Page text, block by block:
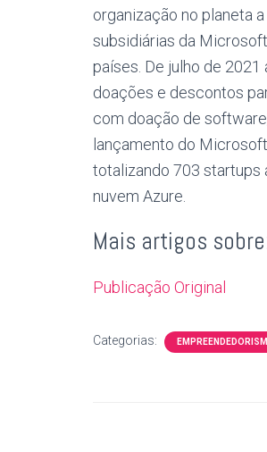
organização no planeta
subsidiárias da
países. De julho de
doações e descontos
com doação de
lançamento do
totalizando 703 startups
nuvem Azure.
Mais artigos
Publicação Original
Categorias: